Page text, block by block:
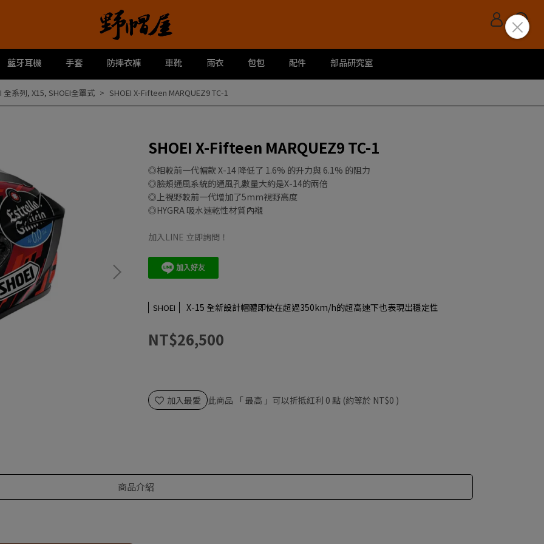
藍牙耳機 手套 防摔衣褲 車靴 雨衣 包包 配件 部品研究室
全系列, X15, SHOEI全罩式 SHOEI X-Fifteen MARQUEZ9 TC-1
SHOEI X-Fifteen MARQUEZ9 TC-1
◎相較前一代帽款 X-14 降低了 1.6% 的升力與 6.1% 的阻力
◎臉頰通風系統的通風孔數量大約是X-14的兩倍
◎上視野較前一代增加了5mm視野高度
◎HYGRA 吸水速乾性材質內襯
加入LINE 立即詢問！
SHOEI X-15 全新設計帽體即使在超過350km/h的超高速下也表現出穩定性
NT$26,500
加入最愛 此商品 「 最高 」可以折抵紅利 0 點 (約等於 NT$0 )
商品介紹